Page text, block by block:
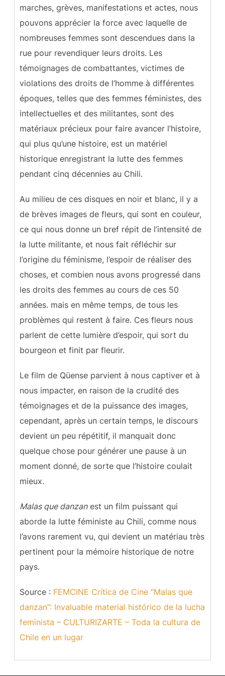
marches, grèves, manifestations et actes, nous
pouvons apprécier la force avec laquelle de
nombreuses femmes sont descendues dans la
rue pour revendiquer leurs droits. Les
témoignages de combattantes, victimes de
violations des droits de l’homme à différentes
époques, telles que des femmes féministes, des
intellectuelles et des militantes, sont des
matériaux précieux pour faire avancer l’histoire,
qui plus qu’une histoire, est un matériel
historique enregistrant la lutte des femmes
pendant cinq décennies au Chili.
Au milieu de ces disques en noir et blanc, il y a
de brèves images de fleurs, qui sont en couleur,
ce qui nous donne un bref répit de l’intensité de
la lutte militante, et nous fait réfléchir sur
l’origine du féminisme, l’espoir de réaliser des
choses, et combien nous avons progressé dans
les droits des femmes au cours de ces 50
années. mais en même temps, de tous les
problèmes qui restent à faire. Ces fleurs nous
parlent de cette lumière d’espoir, qui sort du
bourgeon et finit par fleurir.
Le film de Qüense parvient à nous captiver et à
nous impacter, en raison de la crudité des
témoignages et de la puissance des images,
cependant, après un certain temps, le discours
devient un peu répétitif, il manquait donc
quelque chose pour générer une pause à un
moment donné, de sorte que l’histoire coulait
mieux.
Malas que danzanest un film puissant qui
aborde la lutte féministe au Chili, comme nous
l’avons rarement vu, qui devient un matériau très
pertinent pour la mémoire historique de notre
pays.
Source : FEMCINE Crítica de Cine “Malas que
danzan”: Invaluable material histórico de la lucha
feminista – CULTURIZARTE – Toda la cultura de
Chile en un lugar